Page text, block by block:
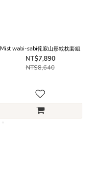
Mist wabi-sabi侘寂山形紋枕套組
NT$7,890
NT$8,640